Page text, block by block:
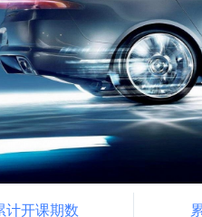
计开课期数